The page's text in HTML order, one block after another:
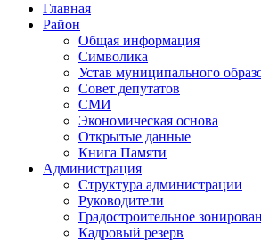
Главная
Район
Общая информация
Символика
Устав муниципального
Совет депутатов
СМИ
Экономическая основа
Открытые данные
Книга Памяти
Администрация
Структура администрации
Руководители
Градостроительное
Кадровый резерв